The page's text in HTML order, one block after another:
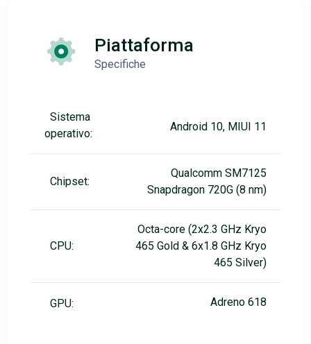
Piattaforma
Specifiche
Sistema
operativo:
Android 10, MIUI 11
Chipset:
Qualcomm SM7125
Snapdragon 720G (8 nm)
CPU:
Octa-core (2x2.3 GHz Kryo
465 Gold & 6x1.8 GHz Kryo
465 Silver)
GPU: Adreno 618